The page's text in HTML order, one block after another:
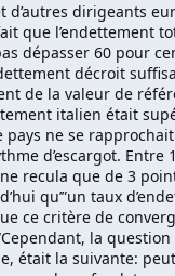
d’autres dirigeants
que l’endettement
dépasser 60 pour
décroit
de la valeur de
italien était
pays ne se
d’escargot. Entre
recula que de 3
qu’”un taux
ce critère de
la
était la suivante: